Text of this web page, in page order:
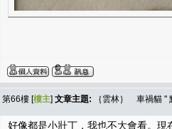
第66樓 [樓主] 文章主題: ｛雲林｝ 車禍貓 ''
好像都是小壯丁，我也不大會看。現